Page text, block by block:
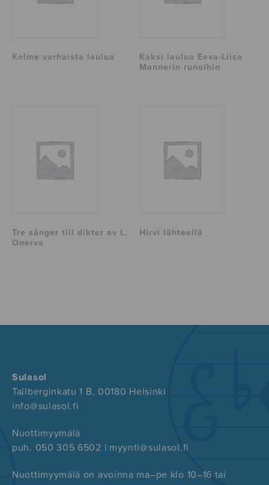
Kolme varhaista laulua
Kaksi laulua Eeva-Liisa
Mannerin runoihin
Tre sånger till dikter av L.
Onerva
Hirvi lähteellä
Sulasol
Tallberginkatu 1 B, 00180 Helsinki
info@sulasol.fi
Nuottimyymälä
puh. 050 305 6502 | myynti@sulasol.fi
Nuottimyymälä on avoinna ma–pe klo 10–16 tai